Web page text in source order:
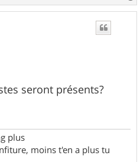
a
u
seront présents?
plus
moins t'en a plus tu